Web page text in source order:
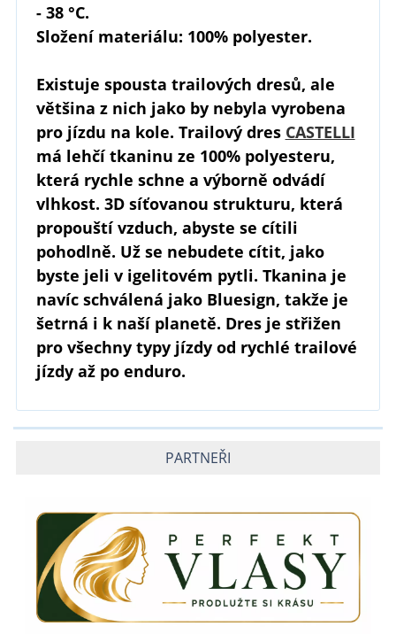
- 38 °C.
Složení materiálu: 100% polyester.
Existuje spousta trailových dresů, ale
většina z nich jako by nebyla vyrobena
pro jízdu na kole. Trailový dres CASTELLI
má lehčí tkaninu ze 100% polyesteru,
která rychle schne a výborně odvádí
vlhkost. 3D síťovanou strukturu, která
propouští vzduch, abyste se cítili
pohodlně. Už se nebudete cítit, jako
byste jeli v igelitovém pytli. Tkanina je
navíc schválená jako Bluesign, takže je
šetrná i k naší planetě. Dres je střižen
pro všechny typy jízdy od rychlé trailové
jízdy až po enduro.
PARTNEŘI